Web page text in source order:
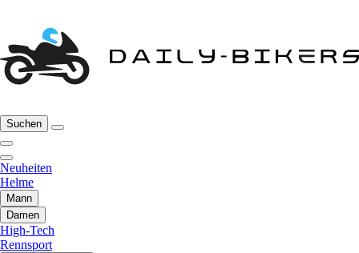
Suchen
Neuheiten
Helme
Mann
Damen
High-Tech
Rennsport